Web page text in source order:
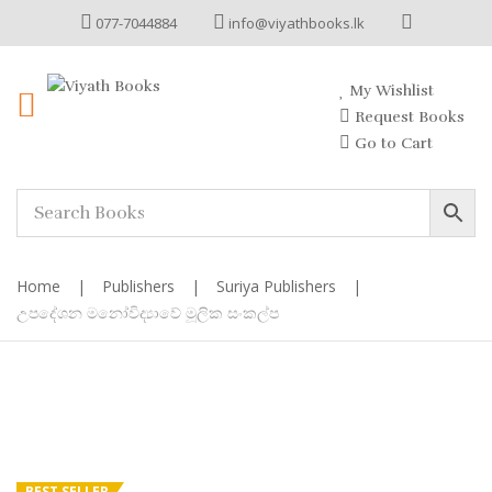
077-7044884 info@viyathbooks.lk
My Wishlist
Request Books
Go to Cart
Home | Publishers | Suriya Publishers
|
උපදේශන මනෝවිද්‍යාවේ මූලික සංකල්ප